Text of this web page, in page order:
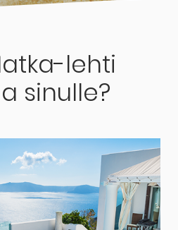
lehti
sinulle?